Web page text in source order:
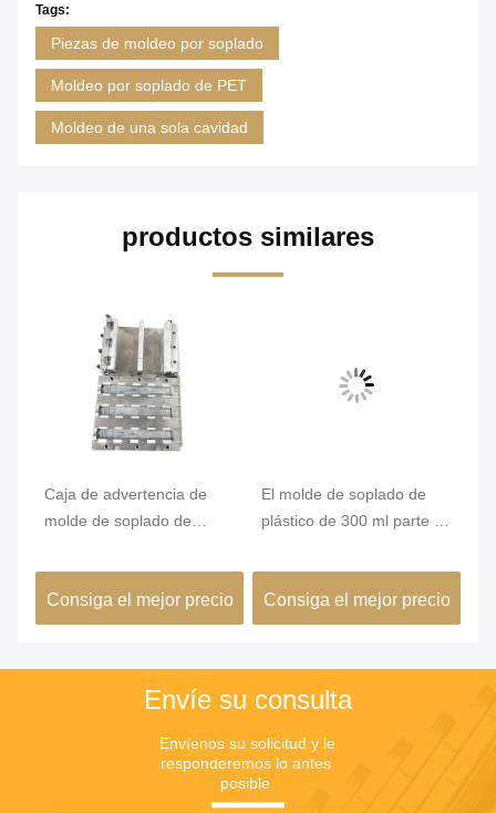
Tags:
Piezas de moldeo por soplado
Moldeo por soplado de PET
Moldeo de una sola cavidad
productos similares
Caja de advertencia de
molde de soplado de
Molde de botella de
plástico Corredor frío
Consiga el mejor precio
El molde de soplado de
plástico de 300 ml parte el
máquina de soplado
Consiga el mejor precio
Envíe su consulta
Envíenos su solicitud y le
responderemos lo antes
posible.